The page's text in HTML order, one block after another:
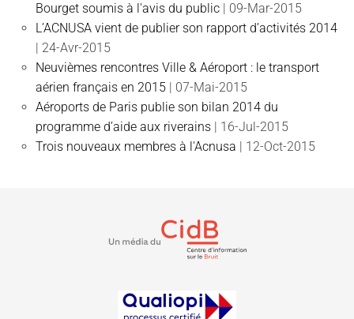
Bourget soumis à l'avis du public | 09-Mar-2015
L’ACNUSA vient de publier son rapport d’activités 2014
| 24-Avr-2015
Neuvièmes rencontres Ville & Aéroport : le transport
aérien français en 2015 | 07-Mai-2015
Aéroports de Paris publie son bilan 2014 du
programme d’aide aux riverains | 16-Jul-2015
Trois nouveaux membres à l'Acnusa | 12-Oct-2015